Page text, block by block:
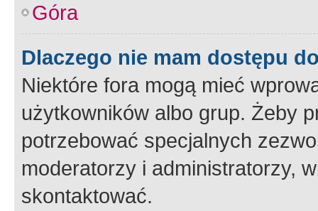
Góra
Dlaczego nie mam dostępu
Niektóre fora mogą mieć
użytkowników albo grup. Żeby
potrzebować specjalnych
moderatorzy i administratorzy,
skontaktować.